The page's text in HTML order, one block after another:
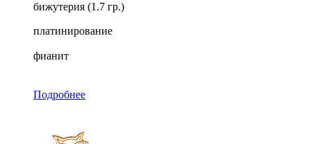
бижутерия (1.7 гр.)
платинирование
фианит
Подробнее